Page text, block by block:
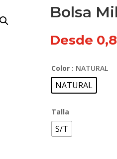
Bolsa
Desde
Color : NATURAL
NATURAL
Talla
S/T